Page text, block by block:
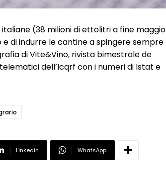
(38 milioni di ettolitri a fine maggio
e di indurre le cantine a spingere sempre
di Vite&Vino, rivista bimestrale de
dell’Icqrf con i numeri di Istat e
Linkedin WhatsApp